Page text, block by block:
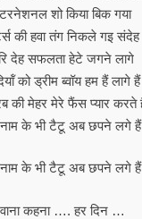
शो किया बिक गया
की हवा तंग निकले गइ संदेह
देह सफलता हेटे जगने लागे
को ड्रीम ब्वॉय हम हैं लागे हैं
की मेहर मेरे फैंस प्यार करते
के भी टैटू अब छपने लगे हैं
के भी टैटू अब छपने लगे हैं
वाना कहना …. हर दिन …